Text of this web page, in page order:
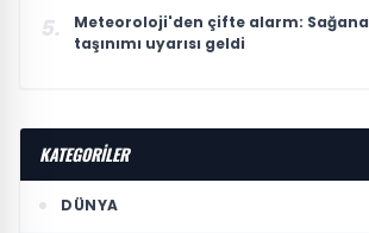
5.
Meteoroloji'den çifte alarm:
taşınımı uyarısı geldi
KATEGORİLER
DÜNYA